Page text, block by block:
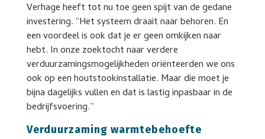
Verhage heeft tot nu toe geen spijt van de gedane
investering. “Het systeem draait naar behoren. En
een voordeel is ook dat je er geen omkijken naar
hebt. In onze zoektocht naar verdere
verduurzamingsmogelijkheden oriënteerden we ons
ook op een houtstookinstallatie. Maar die moet je
bijna dagelijks vullen en dat is lastig inpasbaar in de
bedrijfsvoering.”
Verduurzaming warmtebehoefte